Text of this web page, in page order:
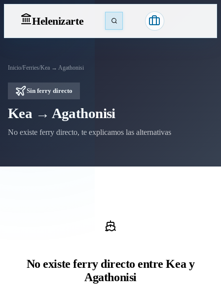
Helenizarte
Inicio/Ferries/Kea → Agathonisi
Sin ferry directo
Kea → Agathonisi
No existe ferry directo, te explicamos las alternativas
No existe ferry directo entre Kea y
Agathonisi